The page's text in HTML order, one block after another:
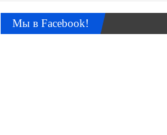
Мы в Facebook!